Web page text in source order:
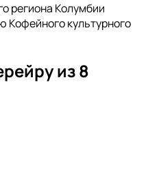
региона Колумбии
культурного
из 8